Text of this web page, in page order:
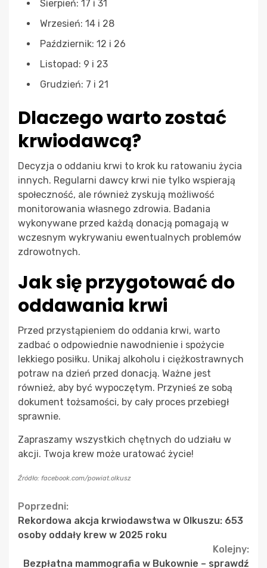
Sierpień: 17 i 31
Wrzesień: 14 i 28
Październik: 12 i 26
Listopad: 9 i 23
Grudzień: 7 i 21
Dlaczego warto zostać
krwiodawcą?
Decyzja o oddaniu krwi to krok ku ratowaniu życia
innych. Regularni dawcy krwi nie tylko wspierają
społeczność, ale również zyskują możliwość
monitorowania własnego zdrowia. Badania
wykonywane przed każdą donacją pomagają w
wczesnym wykrywaniu ewentualnych problemów
zdrowotnych.
Jak się przygotować do
oddawania krwi
Przed przystąpieniem do oddania krwi, warto
zadbać o odpowiednie nawodnienie i spożycie
lekkiego posiłku. Unikaj alkoholu i ciężkostrawnych
potraw na dzień przed donacją. Ważne jest
również, aby być wypoczętym. Przynieś ze sobą
dokument tożsamości, by cały proces przebiegł
sprawnie.
Zapraszamy wszystkich chętnych do udziału w
akcji. Twoja krew może uratować życie!
Źródło: facebook.com/powiat.olkusz
Continue
Reading
Poprzedni:
Rekordowa akcja krwiodawstwa w Olkuszu: 653
osoby oddały krew w 2025 roku
Kolejny:
Bezpłatna mammografia w Bukownie – sprawdź